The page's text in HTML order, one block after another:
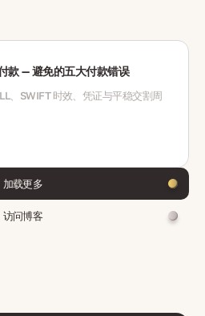
款 — 避免的五大付款错误
、SWIFT 时效、凭证与平稳交割周
加载更多
访问博客